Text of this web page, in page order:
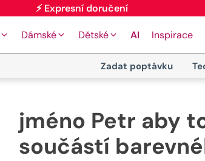
Dámské Dětské AI Inspirace
Zadat poptávku
jméno Petr aby
součástí